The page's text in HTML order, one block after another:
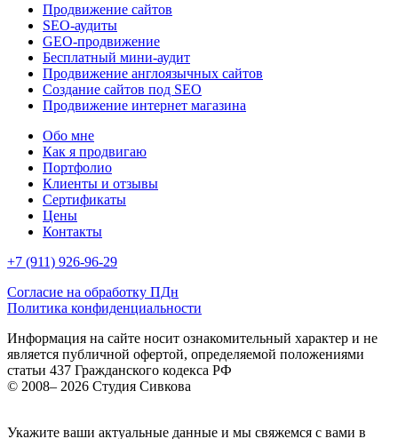
Продвижение сайтов
SEO-аудиты
GEO-продвижение
Бесплатный мини-аудит
Продвижение англоязычных сайтов
Создание сайтов под SEO
Продвижение интернет магазина
Обо мне
Как я продвигаю
Портфолио
Клиенты и отзывы
Сертификаты
Цены
Контакты
+7 (911) 926-96-29
Согласие на обработку ПДн
Политика конфиденциальности
Информация на сайте носит ознакомительный характер и не
является публичной офертой, определяемой положениями
статьи 437 Гражданского кодекса РФ
© 2008– 2026 Студия Сивкова
Укажите ваши актуальные данные и мы свяжемся с вами в